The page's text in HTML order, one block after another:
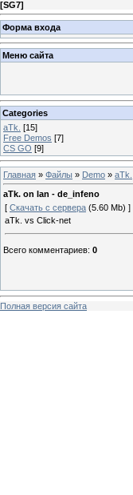
[SG7]
Форма входа
Меню сайта
Categories
aTk. [15]
Free Demos [7]
CS GO [9]
Главная » Файлы » Demo » aTk.
aTk. on lan - de_infeno
[ Скачать с сервера (5.60 Mb) ]
aTk. vs Click-net
Всего комментариев: 0
Полная версия сайта